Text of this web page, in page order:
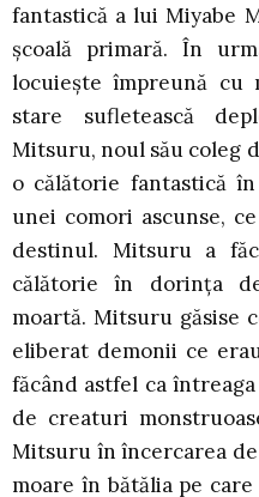
fantastică a lui Miyabe
şcoală primară. În
locuieşte împreună cu
stare sufletească
Mitsuru, noul său coleg
o călătorie fantastică
unei comori ascunse,
destinul. Mitsuru a
călătorie în dorinţa
moartă. Mitsuru găsise
eliberat demonii ce
făcând astfel ca
de creaturi
Mitsuru în încercarea
moare în bătălia pe